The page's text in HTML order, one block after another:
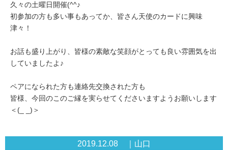
久々の土曜日開催(^^♪
初参加の方も多い事もあってか、皆さん天使のカードに興味
津々！
お話も盛り上がり、皆様の素敵な笑顔がとっても良い雰囲気を出
していましたよ♪
ペアになられた方も連絡先交換された方も
皆様、今回のこのご縁を実らせてくださいますようお願いします
＜(_ _)＞
2019.12.08 ｜山口